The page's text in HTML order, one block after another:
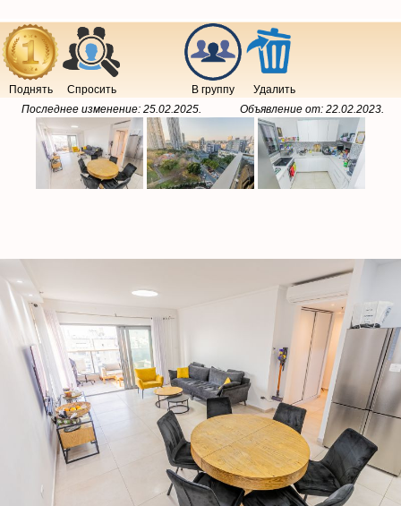
Поднять Спросить В группу
Удалить
Последнее изменение: 25.02.2025. Объявление от: 22.02.2023.